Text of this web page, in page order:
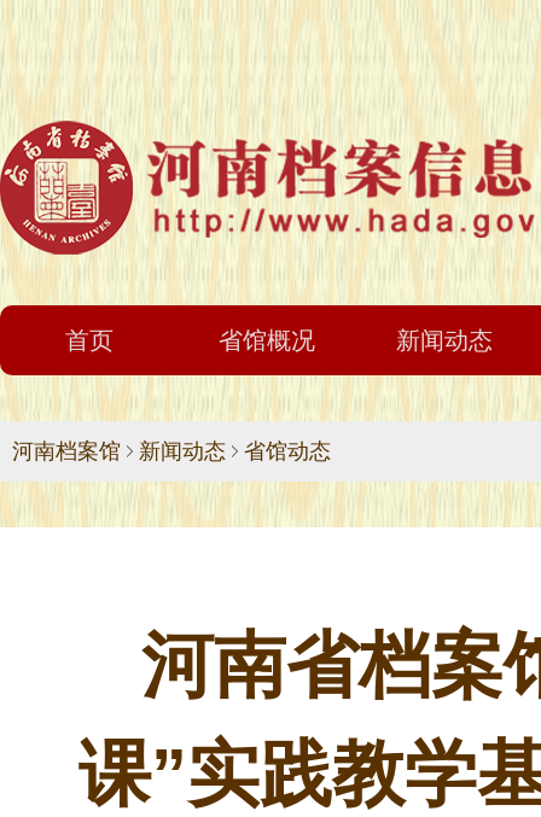
首页 省馆概况 新闻动态
河南档案馆 新闻动态 省馆动态
河南省档案
课”实践教学